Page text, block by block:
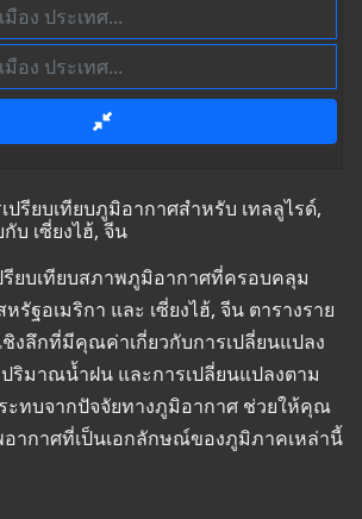
รียบเทียบภูมิอากาศสำหรับ เทลลูไรด์,
บ เซี่ยงไฮ้, จีน
รียบเทียบสภาพภูมิอากาศที่ครอบคลุม
รัฐอเมริกา และ เซี่ยงไฮ้, จีน ตารางราย
งลึกที่มีคุณค่าเกี่ยวกับการเปลี่ยนแปลง
มาณน้ำฝน และการเปลี่ยนแปลงตาม
ะทบจากปัจจัยทางภูมิอากาศ ช่วยให้คุณ
อากาศที่เป็นเอกลักษณ์ของภูมิภาคเหล่านี้